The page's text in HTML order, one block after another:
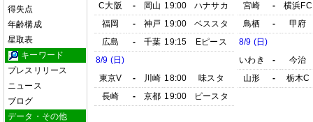
得失点
年齢構成
星取表
キーワード
プレスリリース
ニュース
ブログ
データ・その他
C大阪
- 岡山 19:00
ハナサカ
福岡
- 神戸 19:00
ベススタ
広島
- 千葉 19:15
Eピース
8/9 (日)
東京V
- 川崎 18:00
味スタ
長崎
- 京都 19:00 ピースタ
宮崎
-
横浜FC
鳥栖
-
甲府
8/9 (日)
いわき
-
今治
山形
- 栃木C